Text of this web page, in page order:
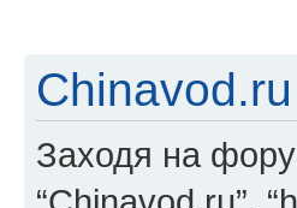
Заходя на